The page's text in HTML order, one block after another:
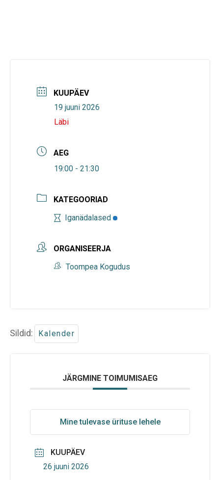
KUUPÄEV
19 juuni 2026
Läbi
AEG
19:00 - 21:30
KATEGOORIAD
Iganädalased
ORGANISEERJA
Toompea Kogudus
Sildid: Kalender
JÄRGMINE TOIMUMISAEG
Mine tulevase ürituse lehele
KUUPÄEV
26 juuni 2026